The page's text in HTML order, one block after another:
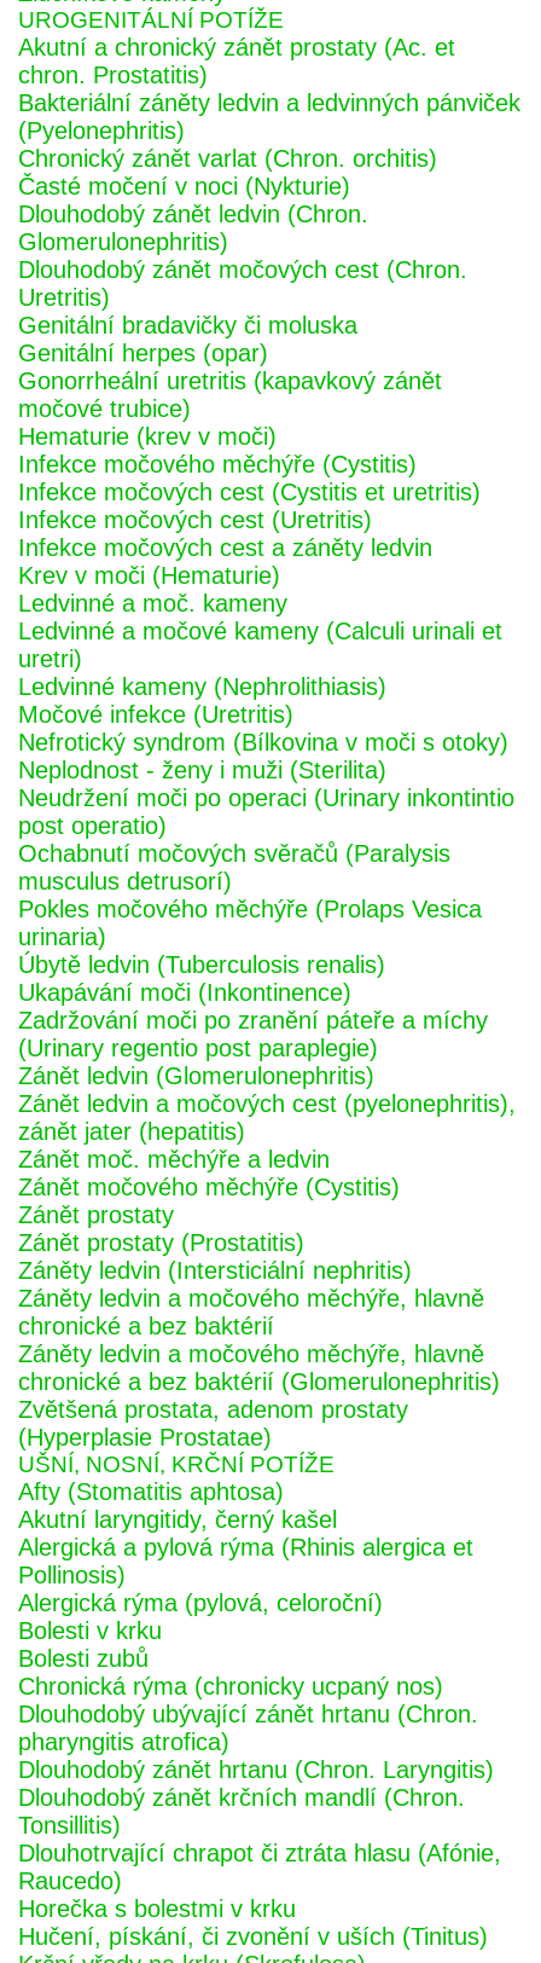
UROGENITÁLNÍ POTÍŽE
Akutní a chronický zánět prostaty (Ac. et
chron. Prostatitis)
Bakteriální záněty ledvin a ledvinných pánviček
(Pyelonephritis)
Chronický zánět varlat (Chron. orchitis)
Časté močení v noci (Nykturie)
Dlouhodobý zánět ledvin (Chron.
Glomerulonephritis)
Dlouhodobý zánět močových cest (Chron.
Uretritis)
Genitální bradavičky či moluska
Genitální herpes (opar)
Gonorrheální uretritis (kapavkový zánět
močové trubice)
Hematurie (krev v moči)
Infekce močového měchýře (Cystitis)
Infekce močových cest (Cystitis et uretritis)
Infekce močových cest (Uretritis)
Infekce močových cest a záněty ledvin
Krev v moči (Hematurie)
Ledvinné a moč. kameny
Ledvinné a močové kameny (Calculi urinali et
uretri)
Ledvinné kameny (Nephrolithiasis)
Močové infekce (Uretritis)
Nefrotický syndrom (Bílkovina v moči s otoky)
Neplodnost - ženy i muži (Sterilita)
Neudržení moči po operaci (Urinary inkontintio
post operatio)
Ochabnutí močových svěračů (Paralysis
musculus detrusorí)
Pokles močového měchýře (Prolaps Vesica
urinaria)
Úbytě ledvin (Tuberculosis renalis)
Ukapávání moči (Inkontinence)
Zadržování moči po zranění páteře a míchy
(Urinary regentio post paraplegie)
Zánět ledvin (Glomerulonephritis)
Zánět ledvin a močových cest (pyelonephritis),
zánět jater (hepatitis)
Zánět moč. měchýře a ledvin
Zánět močového měchýře (Cystitis)
Zánět prostaty
Zánět prostaty (Prostatitis)
Záněty ledvin (Intersticiální nephritis)
Záněty ledvin a močového měchýře, hlavně
chronické a bez baktérií
Záněty ledvin a močového měchýře, hlavně
chronické a bez baktérií (Glomerulonephritis)
Zvětšená prostata, adenom prostaty
(Hyperplasie Prostatae)
UŠNÍ, NOSNÍ, KRČNÍ POTÍŽE
Afty (Stomatitis aphtosa)
Akutní laryngitidy, černý kašel
Alergická a pylová rýma (Rhinis alergica et
Pollinosis)
Alergická rýma (pylová, celoroční)
Bolesti v krku
Bolesti zubů
Chronická rýma (chronicky ucpaný nos)
Dlouhodobý ubývající zánět hrtanu (Chron.
pharyngitis atrofica)
Dlouhodobý zánět hrtanu (Chron. Laryngitis)
Dlouhodobý zánět krčních mandlí (Chron.
Tonsillitis)
Dlouhotrvající chrapot či ztráta hlasu (Afónie,
Raucedo)
Horečka s bolestmi v krku
Hučení, pískání, či zvonění v uších (Tinitus)